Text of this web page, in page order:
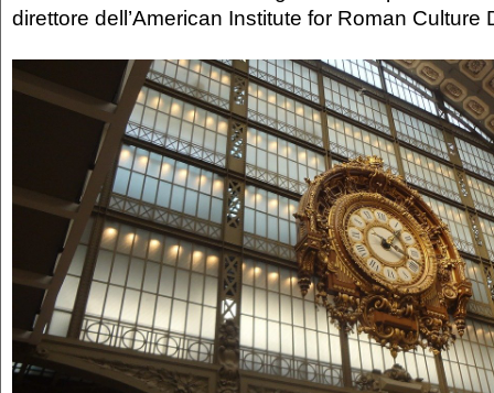
direttore dell’American Institute for Roman Culture